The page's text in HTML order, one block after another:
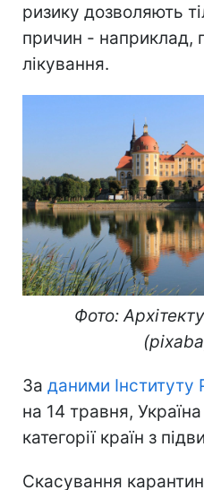
ризику дозволяють
причин - наприклад,
лікування.
Фото:
За даними Інституту
на 14 травня,
категорії країн з
Скасування